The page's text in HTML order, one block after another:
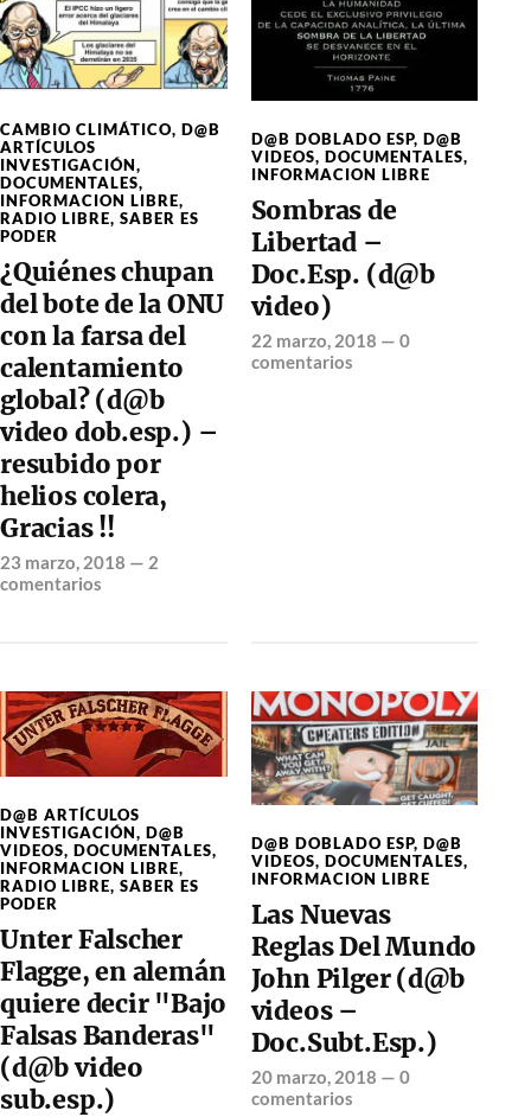
CAMBIO CLIMÁTICO, D@B
ARTÍCULOS
INVESTIGACIÓN,
DOCUMENTALES,
INFORMACION LIBRE,
RADIO LIBRE, SABER ES
PODER
¿Quiénes chupan
del bote de la ONU
con la farsa del
calentamiento
global? (d@b
video dob.esp.) –
resubido por
helios colera,
Gracias !!
23 marzo, 2018 — 2
comentarios
D@B DOBLADO ESP, D@B
VIDEOS, DOCUMENTALES,
INFORMACION LIBRE
Sombras de
Libertad –
Doc.Esp. (d@b
video)
22 marzo, 2018 — 0
comentarios
D@B ARTÍCULOS
INVESTIGACIÓN, D@B
VIDEOS, DOCUMENTALES,
INFORMACION LIBRE,
RADIO LIBRE, SABER ES
PODER
Unter Falscher
Flagge, en alemán
quiere decir "Bajo
Falsas Banderas"
(d@b video
sub.esp.)
D@B DOBLADO ESP, D@B
VIDEOS, DOCUMENTALES,
INFORMACION LIBRE
Las Nuevas
Reglas Del Mundo
John Pilger (d@b
videos –
Doc.Subt.Esp.)
20 marzo, 2018 — 0
comentarios